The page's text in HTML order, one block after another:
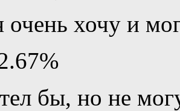
очень хочу и
бы, но не